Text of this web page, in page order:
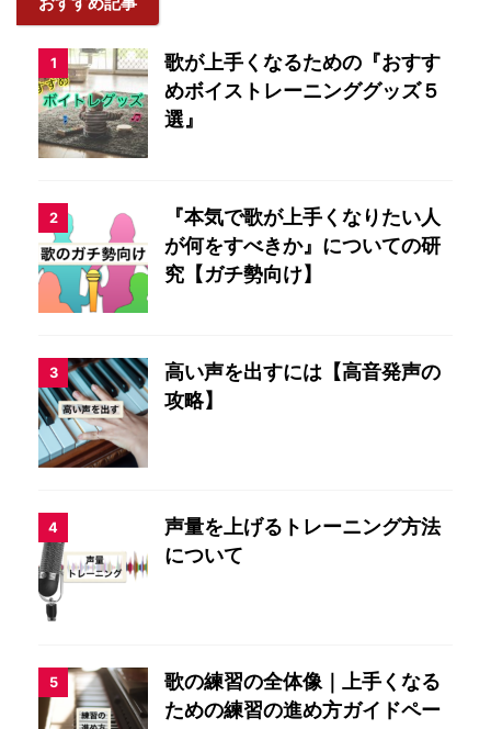
1
歌が上手くなるための『おすす
めボイストレーニンググッズ５
選』
2
『本気で歌が上手くなりたい人
が何をすべきか』についての研
究【ガチ勢向け】
3
高い声を出すには【高音発声の
攻略】
4
声量を上げるトレーニング方法
について
5
歌の練習の全体像｜上手くなる
ための練習の進め方ガイドペー